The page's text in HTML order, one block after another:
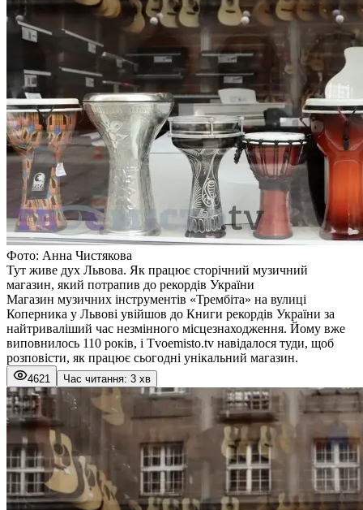
Фото: Анна Чистякова
Тут живе дух Львова. Як працює сторічний музичний
магазин, який потрапив до рекордів України
Магазин музичних інструментів «Трембіта» на вулиці
Коперника у Львові увійшов до Книги рекордів України за
найтриваліший час незмінного місцезнаходження. Йому вже
виповнилось 110 років, і Тvoemisto.tv навідалося туди, щоб
розповісти, як працює сьогодні унікальний магазин.
4621 Час читання: 3 хв